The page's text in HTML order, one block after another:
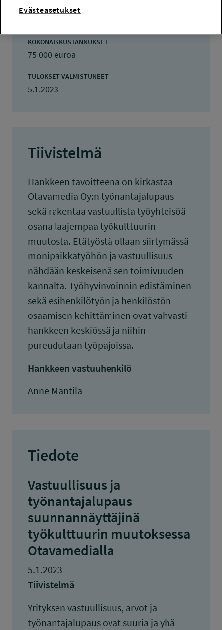
14.10.2021
KOKONAISKUSTANNUKSET
75 000 euroa
TULOKSET VALMISTUNEET
5.1.2023
Tiivistelmä
Hankkeen tavoitteena on kirkastaa
Otavamedia Oy:n työnantajalupaus
sekä rakentaa vastuullista työyhteisöä
osana laajempaa työkulttuurin
muutosta. Etätyöstä ollaan siirtymässä
monipaikkatyöhön ja vastuullisuus
nähdään keskeisenä sen toimivuuden
kannalta. Työhyvinvoinnin edistäminen
sekä esihenkilötyön ja henkilöstön
osaamisen kehittäminen ovat vahvasti
hankkeen keskiössä ja niihin
pureudutaan työpajoissa.
Hankkeen vastuuhenkilö
Anne Mantila
Tiedote
Vastuullisuus ja
työnantajalupaus
suunnannäyttäjinä
työkulttuurin muutoksessa
Otavamedialla
5.1.2023
Tiivistelmä
Yrityksen vastuullisuus, arvot ja
työnantajalupaus ovat suuria ja yhä
Evästeasetukset